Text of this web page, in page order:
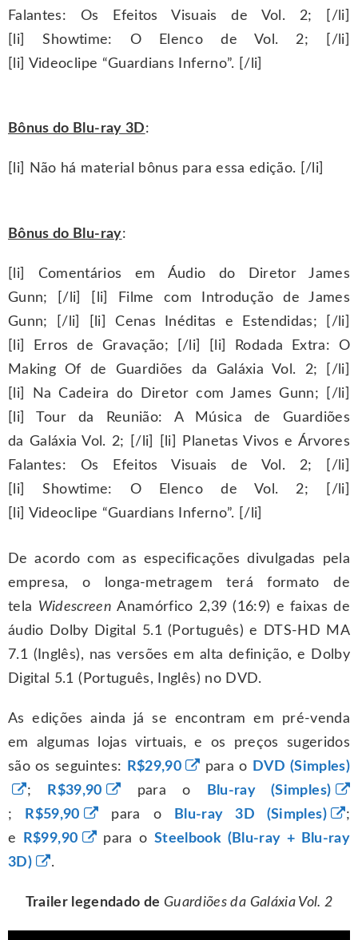
Falantes: Os Efeitos Visuais de Vol. 2; [/li]
[li] Showtime: O Elenco de Vol. 2; [/li]
[li] Videoclipe “Guardians Inferno”. [/li]
Bônus do Blu-ray 3D:
[li] Não há material bônus para essa edição. [/li]
Bônus do Blu-ray:
[li] Comentários em Áudio do Diretor James
Gunn; [/li] [li] Filme com Introdução de James
Gunn; [/li] [li] Cenas Inéditas e Estendidas; [/li]
[li] Erros de Gravação; [/li] [li] Rodada Extra: O
Making Of de Guardiões da Galáxia Vol. 2; [/li]
[li] Na Cadeira do Diretor com James Gunn; [/li]
[li] Tour da Reunião: A Música de Guardiões
da Galáxia Vol. 2; [/li] [li] Planetas Vivos e Árvores
Falantes: Os Efeitos Visuais de Vol. 2; [/li]
[li] Showtime: O Elenco de Vol. 2; [/li]
[li] Videoclipe “Guardians Inferno”. [/li]
De acordo com as especificações divulgadas pela
empresa, o longa-metragem terá formato de
tela Widescreen Anamórfico 2,39 (16:9) e faixas de
áudio Dolby Digital 5.1 (Português) e DTS-HD MA
7.1 (Inglês), nas versões em alta definição, e Dolby
Digital 5.1 (Português, Inglês) no DVD.
As edições ainda já se encontram em pré-venda
em algumas lojas virtuais, e os preços sugeridos
são os seguintes:
R$29,90 para o
DVD (Simples)
;
R$39,90 para o
Blu-ray (Simples)
;
R$59,90 para o Blu-ray 3D (Simples)
;
e
R$99,90 para o Steelbook (Blu-ray + Blu-ray
3D)
.
Trailer legendado de Guardiões da Galáxia Vol. 2